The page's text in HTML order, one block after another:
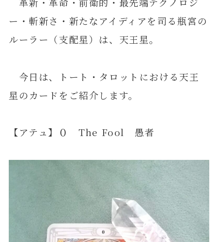
ー・斬新さ・新たなアイディアを司る瓶宮の
ルーラー（支配星）は、天王星。
今日は、トート・タロットにおける天王
星のカードをご紹介します。
【アテュ】０ The Fool 愚者